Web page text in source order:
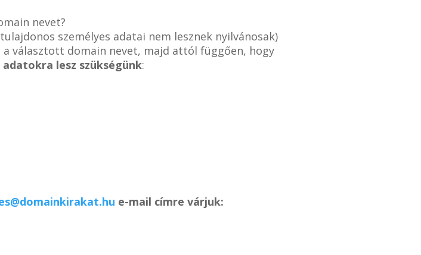
nevet?
személyes adatai nem lesznek nyilvánosak)
választott domain nevet, majd attól függően, hogy
adatokra lesz szükségünk:
e-mail címre várjuk: